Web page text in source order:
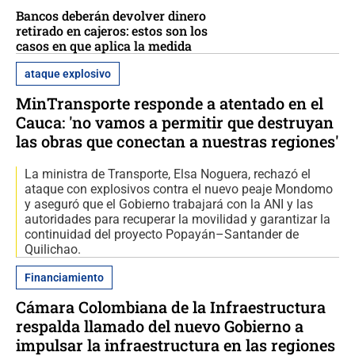
Bancos deberán devolver dinero
retirado en cajeros: estos son los
casos en que aplica la medida
ataque explosivo
MinTransporte responde a atentado en el
Cauca: 'no vamos a permitir que destruyan
las obras que conectan a nuestras regiones'
La ministra de Transporte, Elsa Noguera, rechazó el
ataque con explosivos contra el nuevo peaje Mondomo
y aseguró que el Gobierno trabajará con la ANI y las
autoridades para recuperar la movilidad y garantizar la
continuidad del proyecto Popayán–Santander de
Quilichao.
Financiamiento
Cámara Colombiana de la Infraestructura
respalda llamado del nuevo Gobierno a
impulsar la infraestructura en las regiones